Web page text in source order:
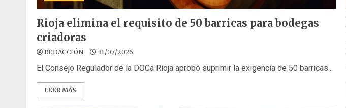
Rioja elimina el requisito de 50 barricas para bodegas
criadoras
REDACCIÓN 31/07/2026
El Consejo Regulador de la DOCa Rioja aprobó suprimir la exigencia de 50 barricas...
LEER MÁS